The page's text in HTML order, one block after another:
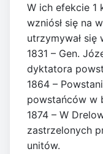
W ich efekcie 1
wzniósł się na
utrzymywał
1831 – Gen.
dyktatora
1864 –
powstańców w
1874 – W
zastrzelonych
unitów.